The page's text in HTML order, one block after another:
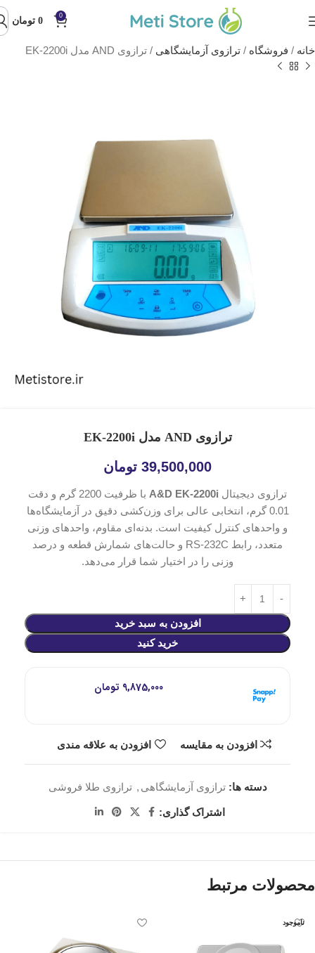
0
0 تومان
خانه / فروشگاه / ترازوی آزمایشگاهی / ترازوی AND مدل EK-2200i
ترازوی AND مدل EK-2200i
39,500,000 تومان
ترازوی دیجیتال A&D EK-2200i
با ظرفیت 2200 گرم و دقت
0.01 گرم، انتخابی عالی برای وزن‌کشی دقیق در آزمایشگاه‌ها
و واحدهای کنترل کیفیت است. بدنه‌ای مقاوم، واحدهای وزنی
متعدد، رابط RS-232C و حالت‌های شمارش قطعه و درصد
وزنی را در اختیار شما قرار می‌دهد.
افزودن به سبد خرید
خرید کنید
9,875,000 تومان
افزودن به مقایسه افزودن به علاقه مندی
دسته ها: ترازوی آزمایشگاهی , ترازوی طلا فروشی
اشتراک گذاری:
محصولات مرتبط
ناموجود